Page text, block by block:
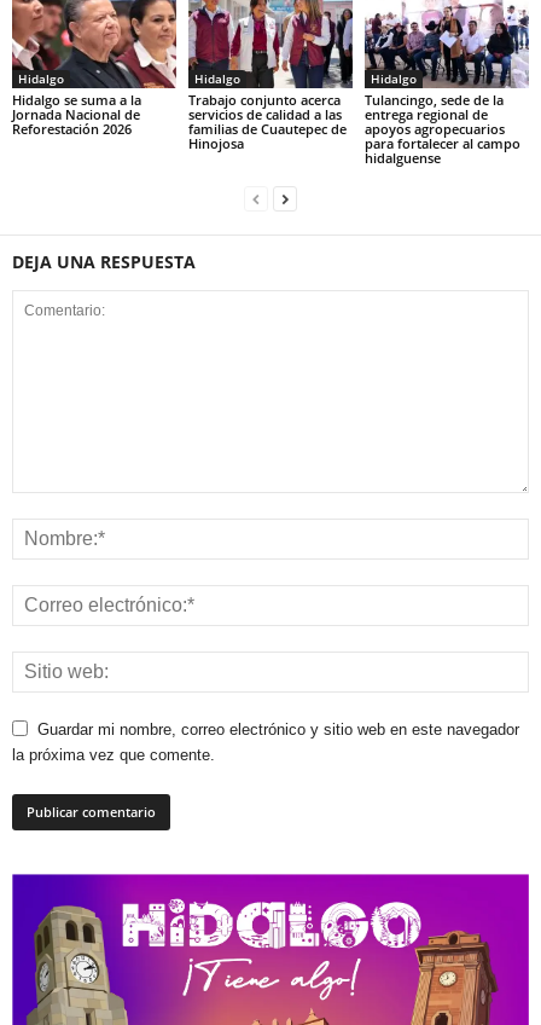
Hidalgo
Hidalgo se suma a la
Jornada Nacional de
Reforestación 2026
Hidalgo
Trabajo conjunto acerca
servicios de calidad a las
familias de Cuautepec de
Hinojosa
Hidalgo
Tulancingo, sede de la
entrega regional de
apoyos agropecuarios
para fortalecer al campo
hidalguense
DEJA UNA RESPUESTA
Guardar mi nombre, correo electrónico y sitio web en este navegador
la próxima vez que comente.